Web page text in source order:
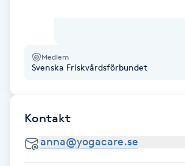
Hatha Yoga
Headspa
Healing
Medlem
Svenska Friskvårdsförbundet
Kontakt